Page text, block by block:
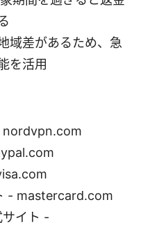
域差があるため、急
を活用
nordvpn.com
- mastercard.com
イト -